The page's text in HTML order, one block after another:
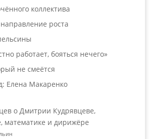
коллектива
роста
работает, бояться нечего»
не смеётся
Елена Макаренко
о Дмитрии Кудрявцеве,
математике и дирижёре